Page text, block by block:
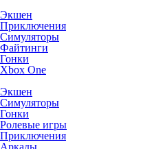
Экшен
Приключения
Симуляторы
Файтинги
Гонки
Xbox One
Экшен
Симуляторы
Гонки
Ролевые игры
Приключения
Аркады